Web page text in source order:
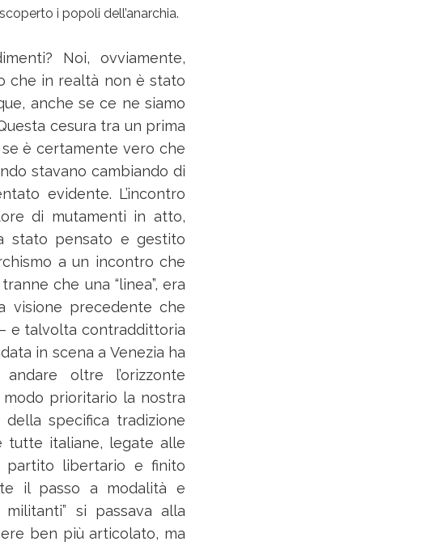
i popoli dell’anarchia.
Noi, ovviamente,
che in realtà non è stato
anche se ce ne siamo
cesura tra un prima
è certamente vero che
stavano cambiando di
evidente. L’incontro
di mutamenti in atto,
stato pensato e gestito
a un incontro che
che una “linea”, era
visione precedente che
e talvolta contraddittoria
in scena a Venezia ha
oltre l’orizzonte
modo prioritario la nostra
della specifica tradizione
tutte italiane, legate alle
partito libertario e finito
il passo a modalità e
si passava alla
ben più articolato, ma